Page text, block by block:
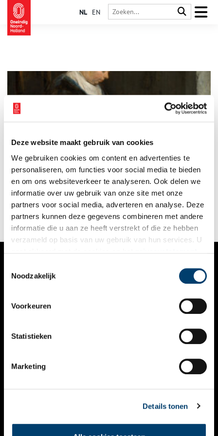
Deze website maakt gebruik van cookies
We gebruiken cookies om content en advertenties te
personaliseren, om functies voor social media te bieden
en om ons websiteverkeer te analyseren. Ook delen we
informatie over uw gebruik van onze site met onze
partners voor social media, adverteren en analyse. Deze
partners kunnen deze gegevens combineren met andere
informatie die u aan ze heeft verstrekt of die ze hebben
verzameld op basis van uw gebruik van hun services. U
Noodzakelijk
Voorkeuren
Statistieken
Marketing
Details tonen
NL EN
Waar mensen leven, gedijt ongedierte. Dieren die van ons
afhankelijk zijn, maar die wij met hand en tand proberen te
bestrijden. Zo voert de mens met sommige kruipertjes al
eeuwenlang een gevecht, dat vooral in de grote stad tot felle
botsingen komt. Van muggen tot paalworm, wij hebben de vijf
rampzaligste dierplagen uit het verleden voor je op een rijtje
gezet.
VERHALEN
KALENDER
THEMA’S
VIDEO’S
CONTACT